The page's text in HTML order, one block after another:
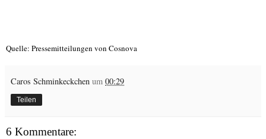
Quelle: Pressemitteilungen von Cosnova
Caros Schminkeckchen um 00:29
Teilen
6 Kommentare: